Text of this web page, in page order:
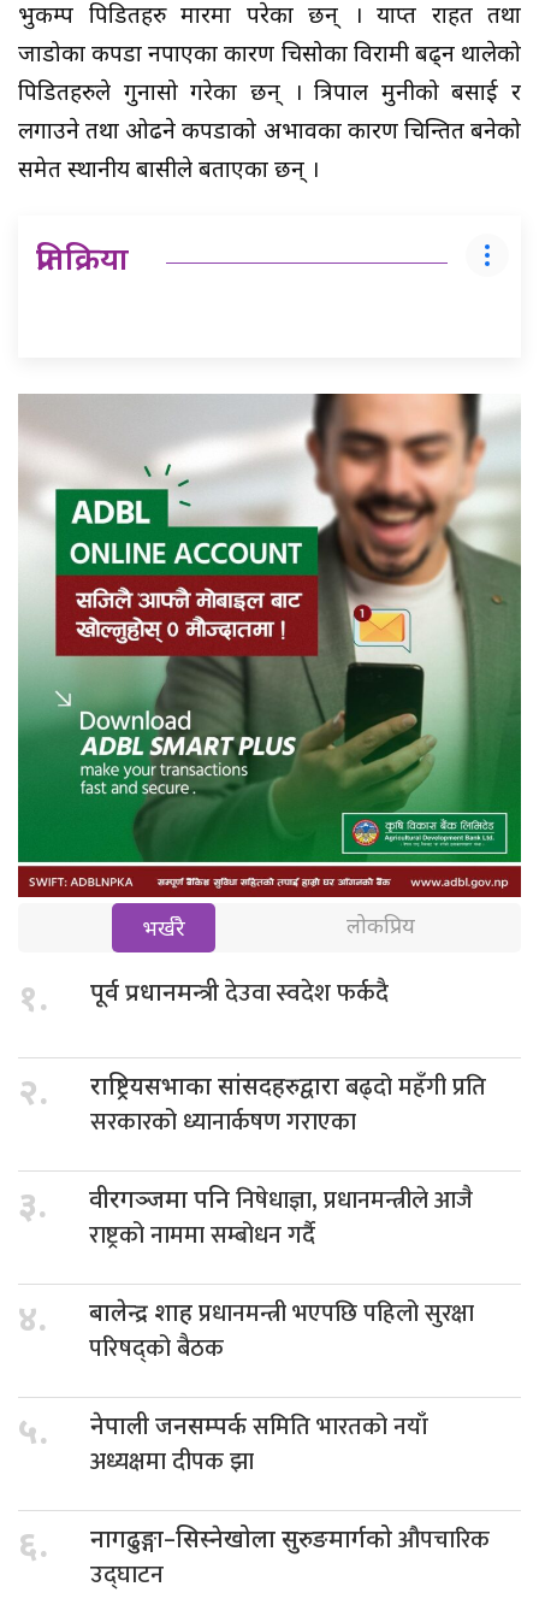
भुकम्प पिडितहरु मारमा परेका छन् । प्रयाप्त राहत तथा
जाडोका कपडा नपाएका कारण चिसोका विरामी बढ्न थालेको
पिडितहरुले गुनासो गरेका छन् । त्रिपाल मुनीको बसाई र
लगाउने तथा ओढने कपडाको अभावका कारण चिन्तित बनेको
समेत स्थानीय बासीले बताएका छन् ।
प्रतिक्रिया
भर्खरै लोकप्रिय
१. पूर्व प्रधानमन्त्रीदेउवा स्वदेश फर्कदै
२. राष्ट्रियसभाका सांसदहरुद्वाराबढ्दो महँगी प्रति
सरकारको ध्यानार्कषण गराएका
३. वीरगञ्जमा पनिनिषेधाज्ञा, प्रधानमन्त्रीले आजै
राष्ट्रको नाममा सम्बोधन गर्दै
४. बालेन्द्र शाहप्रधानमन्त्री भएपछि पहिलो सुरक्षा
परिषद्को बैठक
५. नेपाली जनसम्पर्कसमिति भारतको नयाँ
अध्यक्षमा दीपक झा
६. नागढुङ्गा–सिस्नेखोला सुरुङमार्गकोऔपचारिक
उद्घाटन